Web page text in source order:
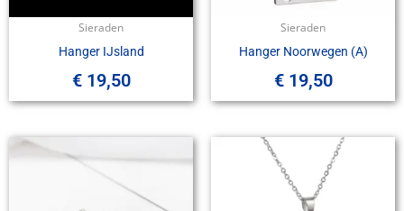
Sieraden
Hanger IJsland
€19,50
Sieraden
Hanger Noorwegen (A)
€19,50